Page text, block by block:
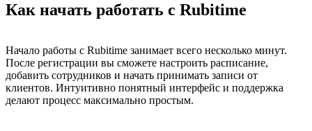
Как начать работать с Rubitime
Начало работы с Rubitime занимает всего несколько минут.
После регистрации вы сможете настроить расписание,
добавить сотрудников и начать принимать записи от
клиентов. Интуитивно понятный интерфейс и поддержка
делают процесс максимально простым.